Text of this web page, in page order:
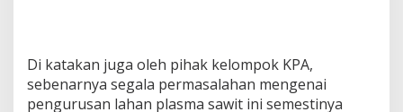
Di katakan juga oleh pihak kelompok KPA,
sebenarnya segala permasalahan mengenai
pengurusan lahan plasma sawit ini semestinya